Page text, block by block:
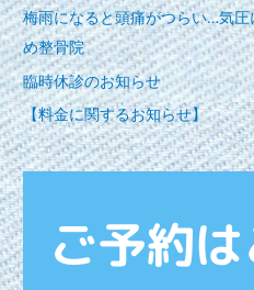
梅雨になると頭痛がつらい…気
め整骨院
臨時休診のお知らせ
【料金に関するお知らせ】